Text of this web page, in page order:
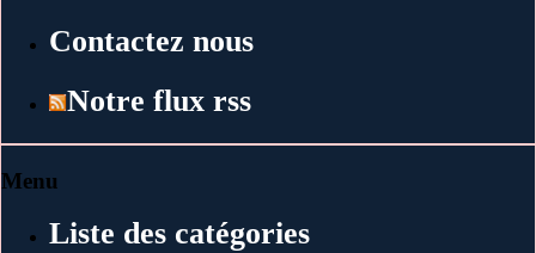
Contactez nous
Notre flux rss
Menu
Liste des catégories